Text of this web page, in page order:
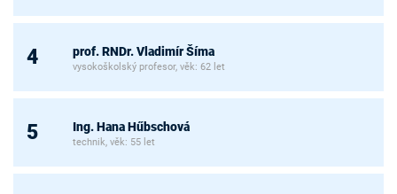
4 prof. RNDr. Vladimír Šíma
vysokoškolský profesor, věk: 62 let
5 Ing. Hana Hűbschová
technik, věk: 55 let